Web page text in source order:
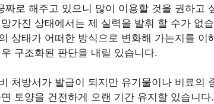
짜로 해주고 있으니 많이 이용할 것을 권하고
가진 상태에서는 제 실력을 발휘 할 수가 없
상태가 어떠한 방식으로 변화해 가는지를 이
구조화된 판단을 내릴 있습니다.
처방서가 발급이 되지만 유기물이나 비료의
토양을 건전하게 오랜 기간 유지할 있습니